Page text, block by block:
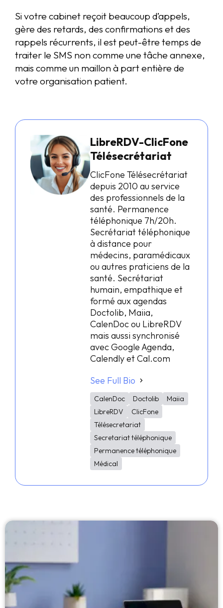
Si votre cabinet reçoit beaucoup d’appels,
gère des retards, des confirmations et des
rappels récurrents, il est peut-être temps de
traiter le SMS non comme une tâche annexe,
mais comme un maillon à part entière de
votre organisation patient.
LibreRDV-ClicFone
Télésecrétariat
ClicFone Télésecrétariat
depuis 2010 au service
des professionnels de la
santé. Permanence
téléphonique 7h/20h.
Secrétariat téléphonique
à distance pour
médecins, paramédicaux
ou autres praticiens de la
santé. Secrétariat
humain, empathique et
formé aux agendas
Doctolib, Maiia,
CalenDoc ou LibreRDV
mais aussi synchronisé
avec Google Agenda,
Calendly et Cal.com
See Full Bio
CalenDoc Doctolib
Maiia
LibreRDV
ClicFone
Télésecretariat
Secretariat téléphonique
Permanence téléphonique
Médical